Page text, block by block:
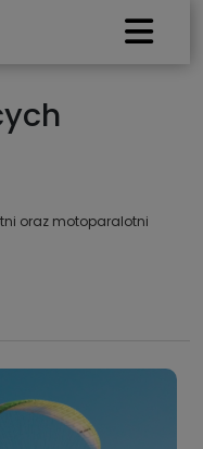
oraz motoparalotni